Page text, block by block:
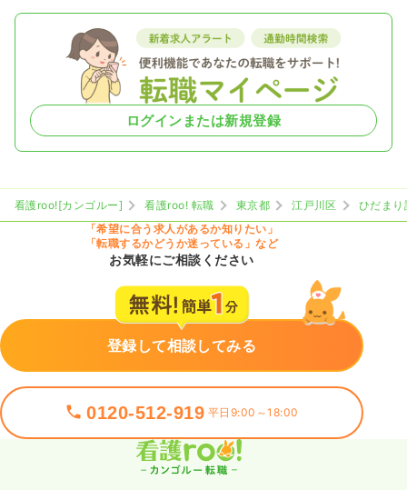
ログインまたは新規登録
看護roo![カンゴルー] 看護roo! 転職 東京都 江戸川区
ひだま
「希望に合う求人があるか知りたい」
「転職するかどうか迷っている」など
お気軽にご相談ください
登録して相談してみる
0120-512-919 平日9:00～18:00